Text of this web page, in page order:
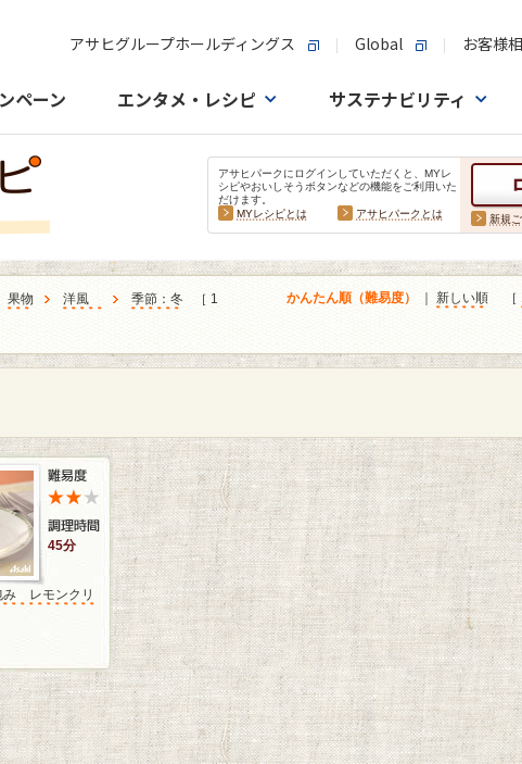
アサヒグループホールディングス Global お客様
ペーン エンタメ・レシピ サステナビリティ
アサヒパークにログインしていただくと、MYレ
シピやおいしそうボタンなどの機能をご利用いた
だけます。
MYレシピとは
アサヒパークとは 新規
果物 洋風 季節：冬
［ 1
かんたん順（難易度） 新しい順 ［
45分
み レモンクリ